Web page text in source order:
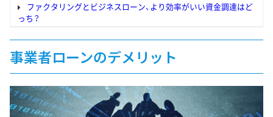
ファクタリングとビジネスローン、より効率がいい資金調達はど
っち？
事業者ローンのデメリット